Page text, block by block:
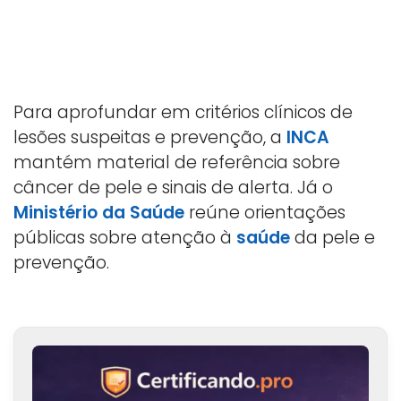
Para aprofundar em critérios clínicos de
lesões suspeitas e prevenção, a INCA
mantém material de referência sobre
câncer de pele e sinais de alerta. Já o
Ministério da Saúde reúne orientações
públicas sobre atenção à saúdeda pele e
prevenção.